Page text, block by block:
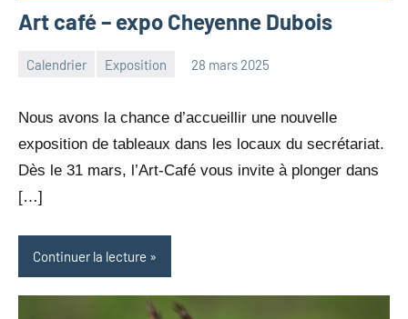
Art café – expo Cheyenne Dubois
Calendrier Exposition 28 mars 2025
Nous avons la chance d’accueillir une nouvelle
exposition de tableaux dans les locaux du secrétariat.
Dès le 31 mars, l’Art-Café vous invite à plonger dans
[…]
Continuer la lecture